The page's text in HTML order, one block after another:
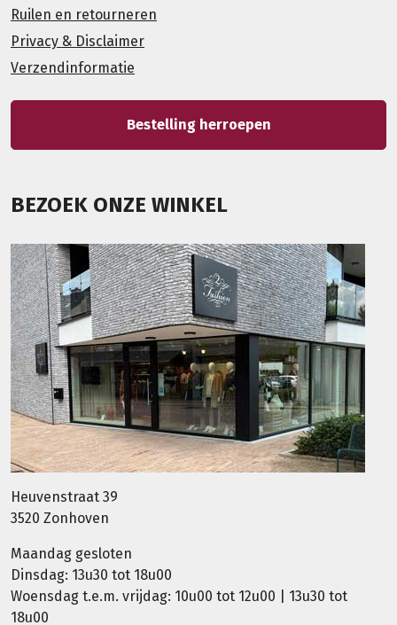
Ruilen en retourneren
Privacy & Disclaimer
Verzendinformatie
Bestelling herroepen
BEZOEK ONZE WINKEL
Heuvenstraat 39
3520 Zonhoven
Maandag gesloten
Dinsdag: 13u30 tot 18u00
Woensdag t.e.m. vrijdag: 10u00 tot 12u00 | 13u30 tot
18u00